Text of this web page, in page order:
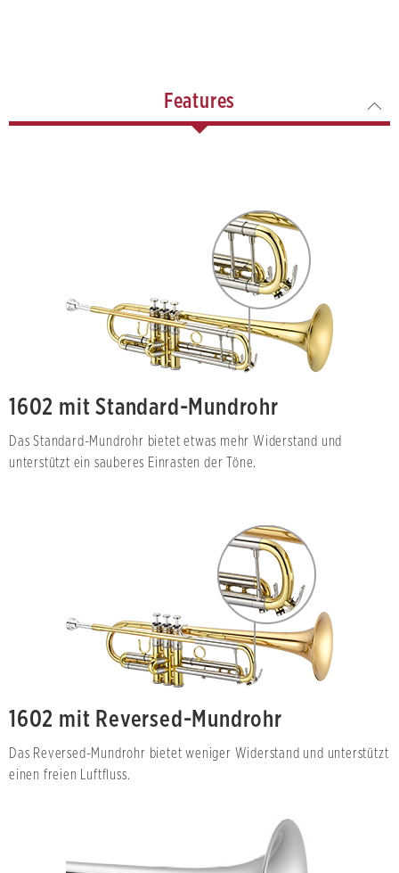
Features
1602 mit Standard-Mundrohr
Das Standard-Mundrohr bietet etwas mehr Widerstand und
unterstützt ein sauberes Einrasten der Töne.
1602 mit Reversed-Mundrohr
Das Reversed-Mundrohr bietet weniger Widerstand und unterstützt
einen freien Luftfluss.